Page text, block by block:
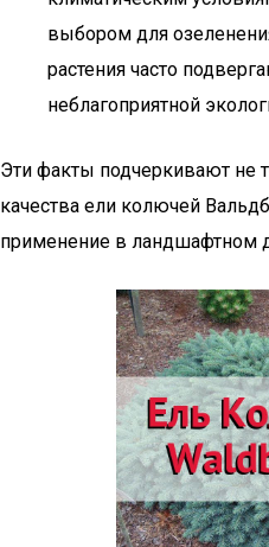
выбором для
растения часто
неблагоприятной
Эти факты подчеркивают не
качества ели колючей
применение в ландшафтном